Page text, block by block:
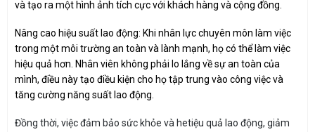
và tạo ra một hình ảnh tích cực với khách hàng và cộng đồng.
Nâng cao hiệu suất lao động: Khi nhân lực chuyên môn làm việc
trong một môi trường an toàn và lành mạnh, họ có thể làm việc
hiệu quả hơn. Nhân viên không phải lo lắng về sự an toàn của
mình, điều này tạo điều kiện cho họ tập trung vào công việc và
tăng cường năng suất lao động.
Đồng thời, việc đảm bảo sức khỏe và hetiệu quả lao động, giảm